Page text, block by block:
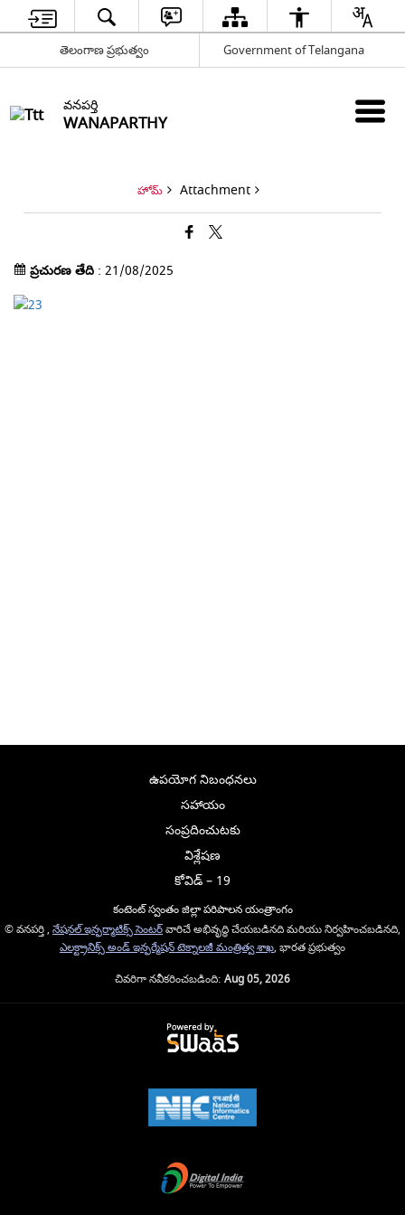
తెలంగాణ ప్రభుత్వం Government of Telangana
వనపర్తి
WANAPARTHY
హోమ్ Attachment
ప్రచురణ తేది : 21/08/2025
ఉపయోగ నిబంధనలు
సహాయం
సంప్రదించుటకు
విశ్లేషణ
కోవిడ్ – 19
కంటెంట్ స్వంతం జిల్లా పరిపాలన యంత్రాంగం
© వనపర్తి , నేషనల్ ఇన్ఫర్మాటిక్స్ సెంటర్వారిచే అభివృద్ధి చేయబడినది మరియు నిర్వహించబడినది,
ఎలక్ట్రానిక్స్ అండ్ ఇన్ఫర్మేషన్ టెక్నాలజీ మంత్రిత్వ శాఖ, భారత ప్రభుత్వం
చివరిగా నవీకరించబడింది: Aug 05, 2026